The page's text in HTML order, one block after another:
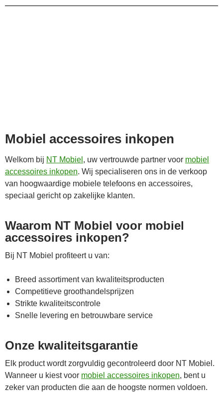
Mobiel accessoires inkopen
Welkom bij NT Mobiel , uw vertrouwde partner voor mobiel
accessoires inkopen. Wij specialiseren ons in de verkoop
van hoogwaardige mobiele telefoons en accessoires,
speciaal gericht op zakelijke klanten.
Waarom NT Mobiel voor mobiel
accessoires inkopen?
Bij NT Mobiel profiteert u van:
Breed assortiment van kwaliteitsproducten
Competitieve groothandelsprijzen
Strikte kwaliteitscontrole
Snelle levering en betrouwbare service
Onze kwaliteitsgarantie
Elk product wordt zorgvuldig gecontroleerd door NT Mobiel.
Wanneer u kiest voor mobiel accessoires inkopen, bent u
zeker van producten die aan de hoogste normen voldoen.